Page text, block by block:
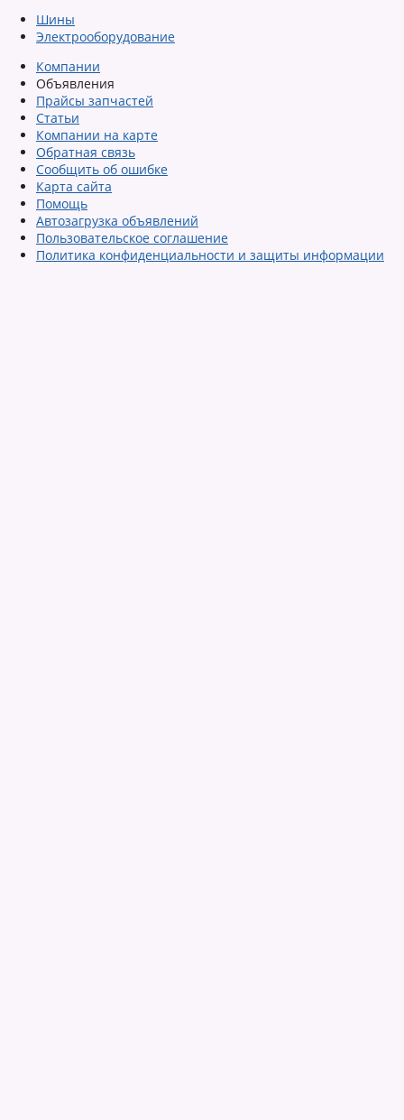
Шины
Электрооборудование
Компании
Объявления
Прайсы запчастей
Статьи
Компании на карте
Обратная связь
Сообщить об ошибке
Карта сайта
Помощь
Автозагрузка объявлений
Пользовательское соглашение
Политика конфиденциальности и защиты информации